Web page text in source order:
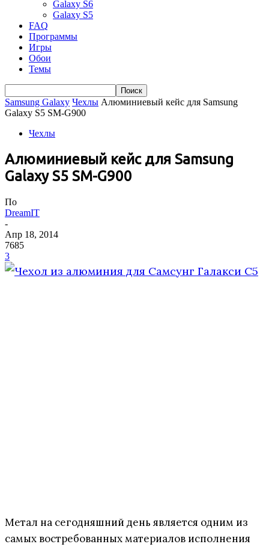
Galaxy S6
Galaxy S5
FAQ
Программы
Игры
Обои
Темы
Samsung Galaxy Чехлы Алюминиевый кейс для Samsung
Galaxy S5 SM-G900
Чехлы
Алюминиевый кейс для Samsung
Galaxy S5 SM-G900
По
DreamIT
-
Апр 18, 2014
7685
3
Метал на сегодняшний день является одним из
самых востребованных материалов исполнения